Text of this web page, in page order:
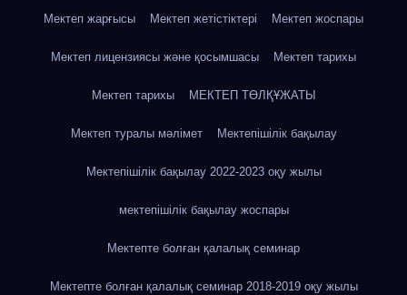
Мектеп жарғысы Мектеп жетістіктері Мектеп жоспары
Мектеп лицензиясы және қосымшасы Мектеп тарихы
Мектеп тарихы МЕКТЕП ТӨЛҚҰЖАТЫ
Мектеп туралы мәлімет Мектепішілік бақылау
Мектепішілік бақылау 2022-2023 оқу жылы
мектепішілік бақылау жоспары
Мектепте болған қалалық семинар
Мектепте болған қалалық семинар 2018-2019 оқу жылы